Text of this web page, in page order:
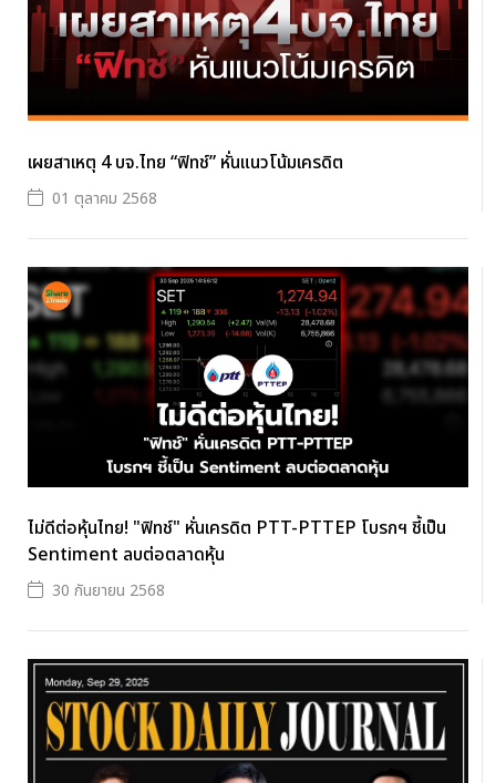
เผยสาเหตุ 4 บจ.ไทย “ฟิทช์” หั่นแนวโน้มเครดิต
01 ตุลาคม 2568
ไม่ดีต่อหุ้นไทย! "ฟิทช์" หั่นเครดิต PTT-PTTEP โบรกฯ ชี้เป็น
Sentiment ลบต่อตลาดหุ้น
30 กันยายน 2568